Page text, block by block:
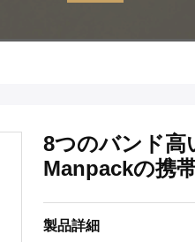
8つのバンド高
Manpackの携
製品詳細